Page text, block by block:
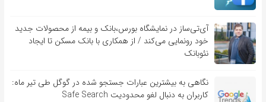
آی‌تی‌ساز در نمایشگاه بورس،بانک و بیمه از محصولات جدید
خود رونمایی می‌کند / از همکاری با بانک مسکن تا ایجاد
نئوبانک
نگاهی به بیشترین عبارات جستجو شده در گوگل طی تیر ماه:
کاربران به دنبال لغو محدودیت Safe Search